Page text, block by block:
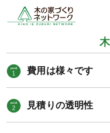
費用は様々です
見積りの透明性